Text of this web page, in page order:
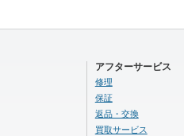
アフターサービス
修理
保証
返品・交換
買取サービス